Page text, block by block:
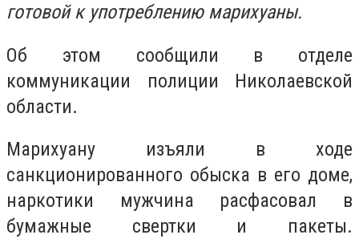
готовой к употреблению марихуаны.
Об этом сообщили в отделе
коммуникации полиции Николаевской
области.
Марихуану изъяли в ходе
санкционированного обыска в его доме,
наркотики мужчина расфасовал в
бумажные свертки и пакеты.